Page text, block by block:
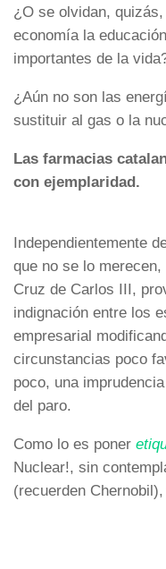
¿O se olvidan,
economía la
importantes de la
¿Aún no son las
sustituir al gas o la
Las farmacias
con ejemplaridad.
Independientemente
que no se lo merecen,
Cruz de Carlos III,
indignación entre los
empresarial
circunstancias poco
poco, una
del paro.
Como lo es poner
Nuclear!, sin
(recuerden